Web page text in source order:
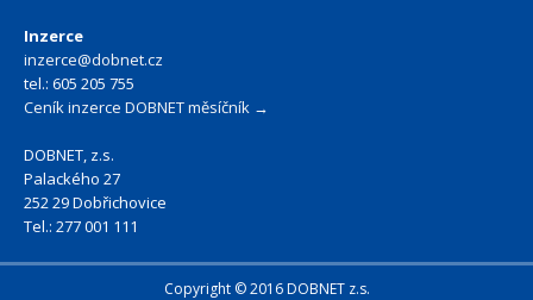
Inzerce
inzerce@dobnet.cz
tel.: 605 205 755
Ceník inzerce DOBNET měsíčník →
DOBNET, z.s.
Palackého 27
252 29 Dobřichovice
Tel.: 277 001 111
Copyright © 2016 DOBNET z.s.